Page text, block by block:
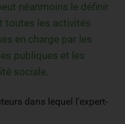
néanmoins le définir
toutes les activités
en charge par les
publiques et les
sociale.
dans lequel l'expert-